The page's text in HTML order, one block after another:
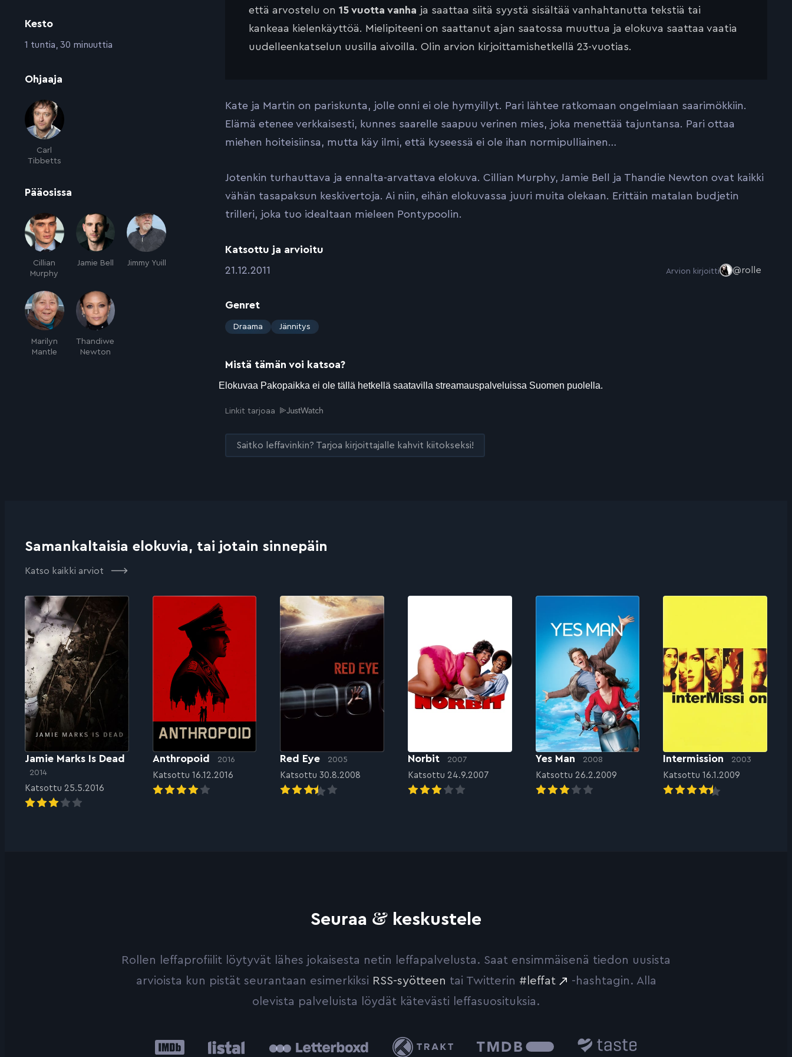
Kesto
:1 tuntia, 30 minuuttia
Ohjaaja
Carl
Tibbetts
Pääosissa
Cillian
Murphy
Jamie Bell Jimmy Yuill
Marilyn
Mantle
Thandiwe
Newton
että arvostelu on 15 vuotta vanha ja saattaa siitä syystä sisältää vanhahtanutta tekstiä tai
kankeaa kielenkäyttöä. Mielipiteeni on saattanut ajan saatossa muuttua ja elokuva saattaa vaatia
uudelleenkatselun uusilla aivoilla. Olin arvion kirjoittamishetkellä 23-vuotias.
Kate ja Martin on pariskunta, jolle onni ei ole hymyillyt. Pari lähtee ratkomaan ongelmiaan saarimökkiin.
Elämä etenee verkkaisesti, kunnes saarelle saapuu verinen mies, joka menettää tajuntansa. Pari ottaa
miehen hoiteisiinsa, mutta käy ilmi, että kyseessä ei ole ihan normipulliainen…
Jotenkin turhauttava ja ennalta-arvattava elokuva. Cillian Murphy, Jamie Bell ja Thandie Newton ovat kaikki
vähän tasapaksun keskivertoja. Ai niin, eihän elokuvassa juuri muita olekaan. Erittäin matalan budjetin
trilleri, joka tuo idealtaan mieleen Pontypoolin.
Katsottu ja arvioitu
:21.12.2011 Arvion kirjoitti @rolle
Genret
:
Draama Jännitys
Mistä tämän voi katsoa?
Linkit tarjoaa
Saitko leffavinkin? Tarjoa kirjoittajalle kahvit kiitokseksi!
Samankaltaisia elokuvia, tai jotain sinnepäin
Katso kaikki arviot
Jamie Marks Is Dead
2014
Katsottu 25.5.2016
Anthropoid 2016
Katsottu 16.12.2016
Red Eye 2005
Katsottu 30.8.2008
Norbit 2007
Katsottu 24.9.2007
Yes Man 2008
Katsottu 26.2.2009
Intermission 2003
Katsottu 16.1.2009
Seuraa & keskustele
Rollen leffaprofiilit löytyvät lähes jokaisesta netin leffapalvelusta. Saat ensimmäisenä tiedon uusista
arvioista kun pistät seurantaan esimerkiksi RSS-syötteen tai Twitterin #leffat
-hashtagin. Alla
olevista palveluista löydät kätevästi leffasuosituksia.